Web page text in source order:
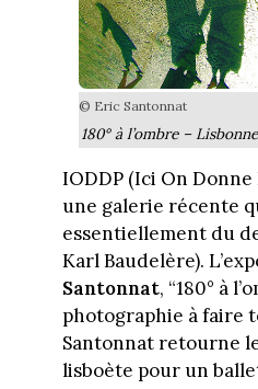
© Eric Santonnat
180° à l’ombre –
IODDP (Ici On Donne
une galerie récente
essentiellement du
Karl Baudelère).
Santonnat, “180° à
photographie à faire
Santonnat retourne
lisboète pour un